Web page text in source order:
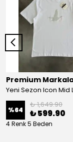
Premium
%64
₺ 1,649.90
₺ 599.90
4 Renk 5 Beden